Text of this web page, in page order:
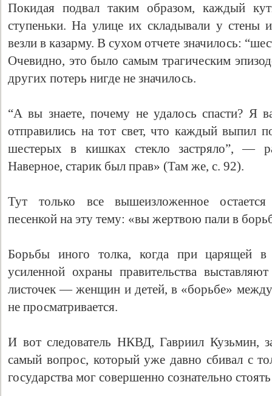
Покидая подвал таким образом, каждый
ступеньки. На улице их складывали у стены
везли в казарму. В сухом отчете значилось:
Очевидно, это было самым трагическим
других потерь нигде не значилось.
“А вы знаете, почему не удалось спасти? Я
отправились на тот свет, что каждый выпил
шестерых в кишках стекло застряло”, —
Наверное, старик был прав» (Там же, с. 92).
Тут только все вышеизложенное остается
песенкой на эту тему: «вы жертвою пали в
Борьбы иного толка, когда при царящей в
усиленной охраны правительства
листочек — женщин и детей, в «борьбе»
не просматривается.
И вот следователь НКВД, Гавриил Кузьмин,
самый вопрос, который уже давно сбивал с
государства мог совершенно сознательно стоять
Свидетельство